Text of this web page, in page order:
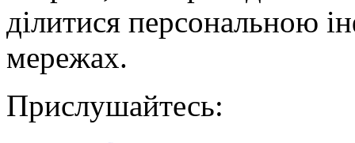
ділитися персональною
мережах.
Прислушайтесь: